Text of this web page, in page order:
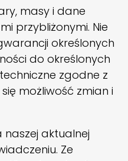
masy i dane
przybliżonymi. Nie
określonych
do określonych
zgodne z
możliwość zmian i
aktualnej
Ze